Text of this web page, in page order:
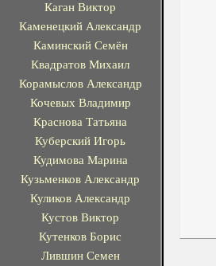
Каган Виктор
Каменецкий Александр
Каминский Семён
Квадратов Михаил
Корамыслов Александр
Кочевых Владимир
Краснова Татьяна
Куберский Игорь
Кудимова Марина
Кузьменков Александр
Куликов Александр
Кустов Виктор
Кутенков Борис
Лившин Семен